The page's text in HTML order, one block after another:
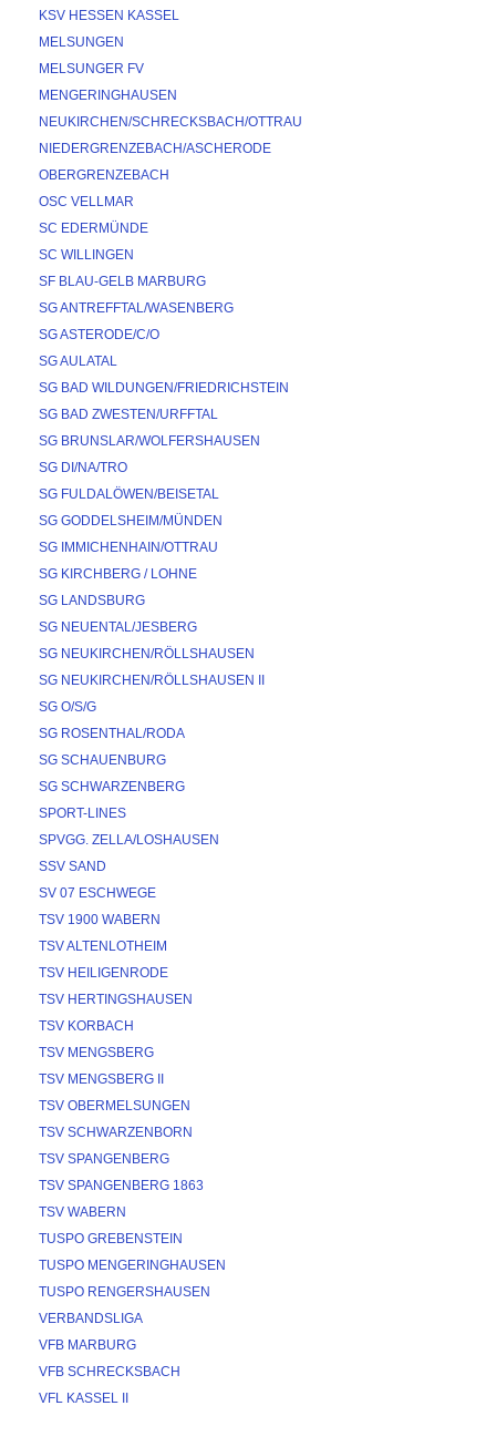
KSV HESSEN KASSEL
MELSUNGEN
MELSUNGER FV
MENGERINGHAUSEN
NEUKIRCHEN/SCHRECKSBACH/OTTRAU
NIEDERGRENZEBACH/ASCHERODE
OBERGRENZEBACH
OSC VELLMAR
SC EDERMÜNDE
SC WILLINGEN
SF BLAU-GELB MARBURG
SG ANTREFFTAL/WASENBERG
SG ASTERODE/C/O
SG AULATAL
SG BAD WILDUNGEN/FRIEDRICHSTEIN
SG BAD ZWESTEN/URFFTAL
SG BRUNSLAR/WOLFERSHAUSEN
SG DI/NA/TRO
SG FULDALÖWEN/BEISETAL
SG GODDELSHEIM/MÜNDEN
SG IMMICHENHAIN/OTTRAU
SG KIRCHBERG / LOHNE
SG LANDSBURG
SG NEUENTAL/JESBERG
SG NEUKIRCHEN/RÖLLSHAUSEN
SG NEUKIRCHEN/RÖLLSHAUSEN II
SG O/S/G
SG ROSENTHAL/RODA
SG SCHAUENBURG
SG SCHWARZENBERG
SPORT-LINES
SPVGG. ZELLA/LOSHAUSEN
SSV SAND
SV 07 ESCHWEGE
TSV 1900 WABERN
TSV ALTENLOTHEIM
TSV HEILIGENRODE
TSV HERTINGSHAUSEN
TSV KORBACH
TSV MENGSBERG
TSV MENGSBERG II
TSV OBERMELSUNGEN
TSV SCHWARZENBORN
TSV SPANGENBERG
TSV SPANGENBERG 1863
TSV WABERN
TUSPO GREBENSTEIN
TUSPO MENGERINGHAUSEN
TUSPO RENGERSHAUSEN
VERBANDSLIGA
VFB MARBURG
VFB SCHRECKSBACH
VFL KASSEL II